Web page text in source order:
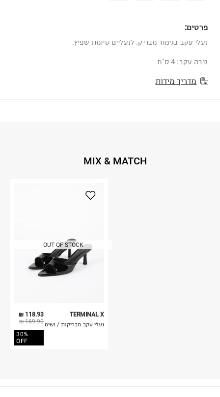
פרטים:
נעלי עקב בגימור מבריק. לנעליים סיומת שפיץ.
גובה עקב: 4 ס"מ
מדריך מידות
MIX & MATCH
OUT OF STOCK
118.93 ₪
169.90 ₪
30%
OFF
TERMINAL X
נעלי עקב מבריקות / נשים